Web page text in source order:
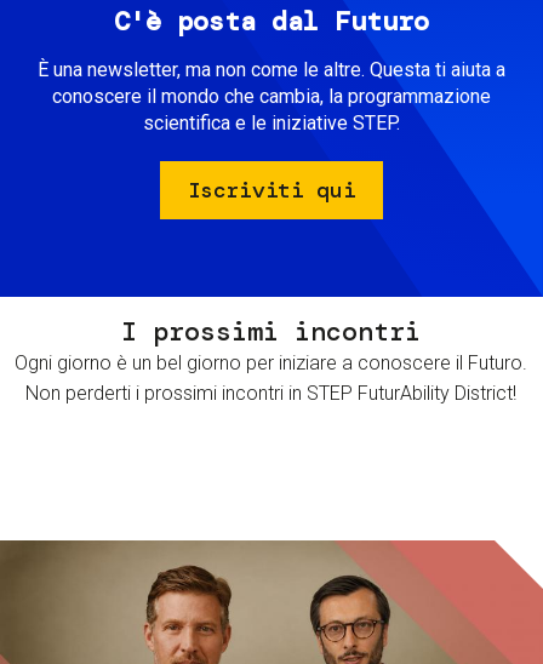
C'è posta dal Futuro
È una newsletter, ma non come le altre. Questa ti aiuta a
conoscere il mondo che cambia, la programmazione
scientifica e le iniziative STEP.
Iscriviti qui
I prossimi incontri
Ogni giorno è un bel giorno per iniziare a conoscere il Futuro.
Non perderti i prossimi incontri in STEP FuturAbility District!